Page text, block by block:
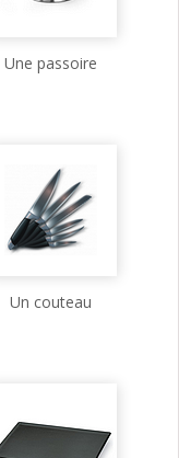
Une passoire
Un couteau